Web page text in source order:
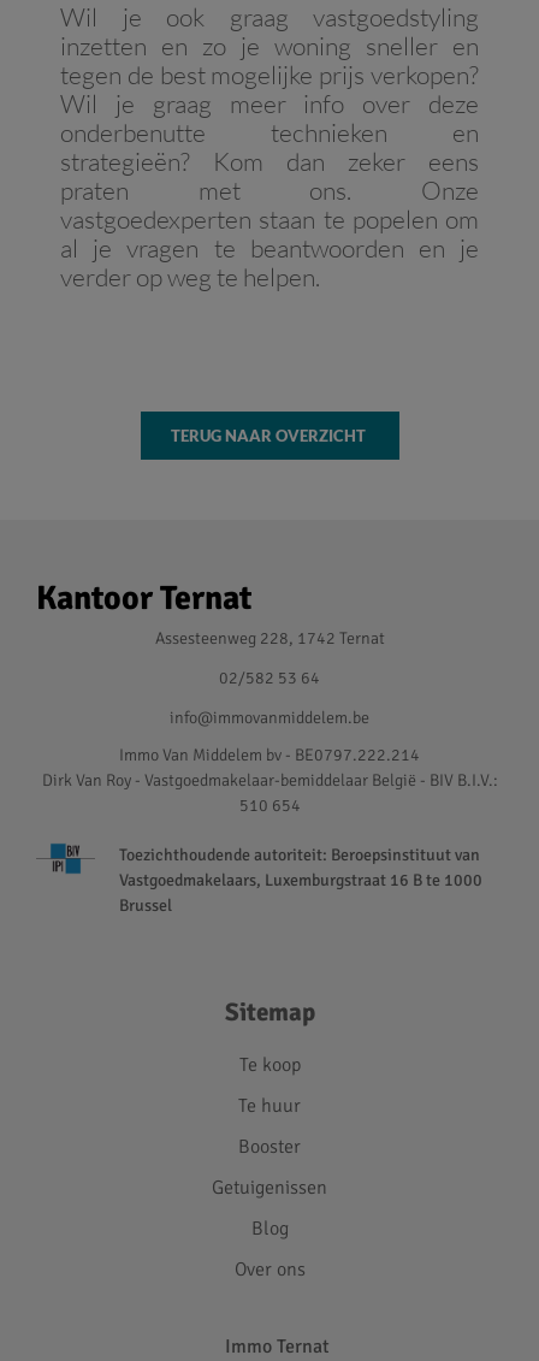
Wil je ook graag vastgoedstyling
inzetten en zo je woning sneller en
tegen de best mogelijke prijs verkopen?
Wil je graag meer info over deze
onderbenutte technieken en
strategieën? Kom dan zeker eens
praten met ons. Onze
vastgoedexperten staan te popelen om
al je vragen te beantwoorden en je
verder op weg te helpen.
TERUG NAAR OVERZICHT
Kantoor Ternat
Assesteenweg 228, 1742 Ternat
02/582 53 64
info@immovanmiddelem.be
Immo Van Middelem bv - BE0797.222.214
Dirk Van Roy - Vastgoedmakelaar-bemiddelaar België - BIV B.I.V.:
510 654
Toezichthoudende autoriteit: Beroepsinstituut van
Vastgoedmakelaars, Luxemburgstraat 16 B te 1000
Brussel
Sitemap
Te koop
Te huur
Booster
Getuigenissen
Blog
Over ons
Immo Ternat